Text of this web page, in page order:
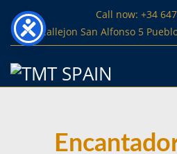
Call now: +34
Callejon San Alfonso 5